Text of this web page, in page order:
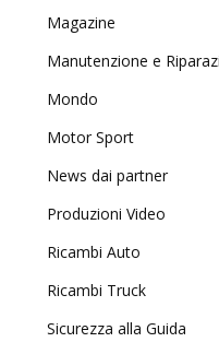
Magazine
Manutenzione e
Mondo
Motor Sport
News dai partner
Produzioni Video
Ricambi Auto
Ricambi Truck
Sicurezza alla Guida